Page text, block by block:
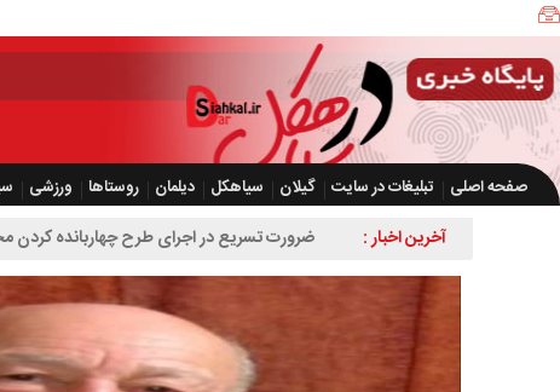
صفحه اصلی تبلیغات در سایت گیلان سیاهکل دیلمان روستاها ورزشی
آخرین اخبار : ضرورت تسریع در اجرای طرح چهاربانده کردن